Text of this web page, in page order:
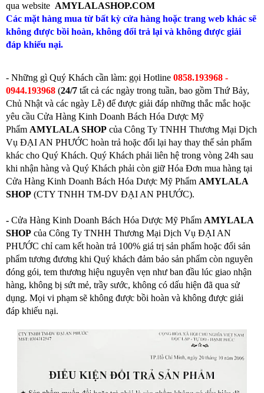
qua website AMYLALASHOP.COM
Các mặt hàng mua từ bất kỳ cửa hàng hoặc trang web khác sẽ
không được bồi hoàn, không đổi trả lại và không được giải
đáp khiếu nại.
- Những gì Quý Khách cần làm: gọi Hotline 0858.193968 -
0944.193968 (24/7 tất cả các ngày trong tuần, bao gồm Thứ Bảy,
Chủ Nhật và các ngày Lễ) để được giải đáp những thắc mắc hoặc
yêu cầu Cửa Hàng Kinh Doanh Bách Hóa Dược Mỹ
Phẩm AMYLALA SHOP của Công Ty TNHH Thương Mại Dịch
Vụ ĐẠI AN PHƯỚC hoàn trả hoặc đổi lại hay thay thế sản phẩm
khác cho Quý Khách. Quý Khách phải liên hệ trong vòng 24h sau
khi nhận hàng và Quý Khách phải còn giữ Hóa Đơn mua hàng tại
Cửa Hàng Kinh Doanh Bách Hóa Dược Mỹ Phẩm AMYLALA
SHOP (CTY TNHH TM-DV ĐẠI AN PHƯỚC).
- Cửa Hàng Kinh Doanh Bách Hóa Dược Mỹ Phẩm AMYLALA
SHOP của Công Ty TNHH Thương Mại Dịch Vụ ĐẠI AN
PHƯỚC chỉ cam kết hoàn trả 100% giá trị sản phẩm hoặc đổi sản
phẩm tương đương khi Quý khách đảm bảo sản phẩm còn nguyên
đóng gói, tem thương hiệu nguyên vẹn như ban đầu lúc giao nhận
hàng, không bị sứt mẻ, trầy sước, không có dấu hiện đã qua sử
dụng. Mọi vi phạm sẽ không được bồi hoàn và không được giải
đáp khiếu nại.